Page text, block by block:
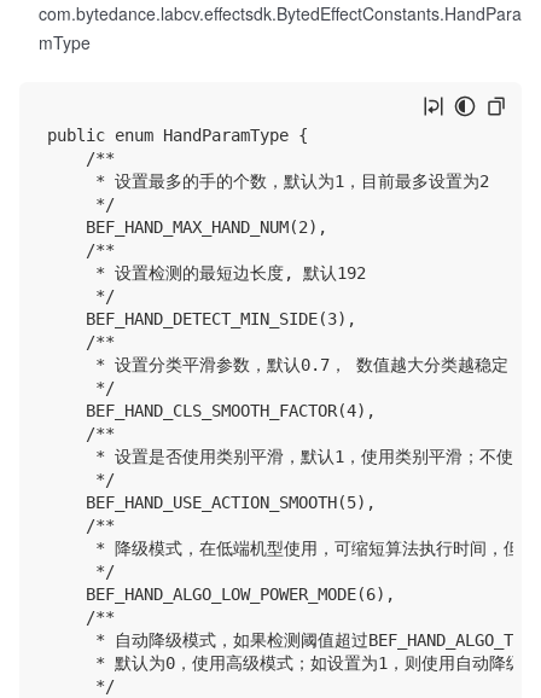
com.bytedance.labcv.effectsdk.BytedEffectConstants.HandPara
mType
public enum HandParamType {
    /**
     * 设置最多的手的个数，默认为1，目前最多设置为2
     */
    BEF_HAND_MAX_HAND_NUM(2),
    /**
     * 设置检测的最短边长度, 默认192
     */
    BEF_HAND_DETECT_MIN_SIDE(3),
    /**
     * 设置分类平滑参数，默认0.7， 数值越大分类越稳定
     */
    BEF_HAND_CLS_SMOOTH_FACTOR(4),
    /**
* 设置是否使用类别平滑，默认1，使用类别平滑；不使用
     */
    BEF_HAND_USE_ACTION_SMOOTH(5),
    /**
* 降级模式，在低端机型使用，可缩短算法执行时间，但
     */
    BEF_HAND_ALGO_LOW_POWER_MODE(6),
    /**
* 自动降级模式，如果检测阈值超过
* 默认为0，使用高级模式；如设置为1，则使用自动降级
     */